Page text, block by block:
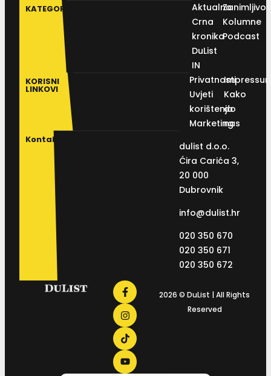
KATEGORIJE
Aktualno
Crna
kronika
DuList
IN
Kolumne
Podcast
KORISNI
LINKOVI
Privatnosti
Uvjeti
korištenja
Marketing
Kako
do
nas
Kontakt
dulist d.o.o.
Ćira Carića 3,
20 000
Dubrovnik
info@dulist.hr
020 350 670
020 350 671
020 350 672
2026 © DuList | All Rights
Reserved